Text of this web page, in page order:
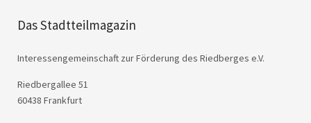
Das Stadtteilmagazin
Interessengemeinschaft zur Förderung des Riedberges e.V.
Riedbergallee 51
60438 Frankfurt